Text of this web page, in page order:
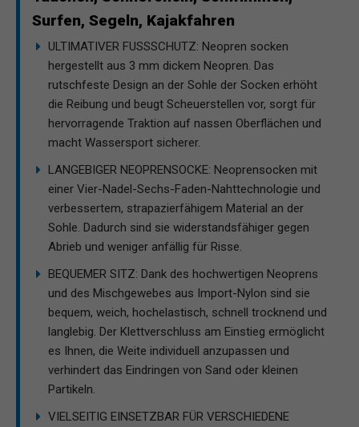
Surfen, Segeln, Kajakfahren
ULTIMATIVER FUSSSCHUTZ: Neopren socken
hergestellt aus 3 mm dickem Neopren. Das
rutschfeste Design an der Sohle der Socken erhöht
die Reibung und beugt Scheuerstellen vor, sorgt für
hervorragende Traktion auf nassen Oberflächen und
macht Wassersport sicherer.
LANGEBIGER NEOPRENSOCKE: Neoprensocken mit
einer Vier-Nadel-Sechs-Faden-Nahttechnologie und
verbessertem, strapazierfähigem Material an der
Sohle. Dadurch sind sie widerstandsfähiger gegen
Abrieb und weniger anfällig für Risse.
BEQUEMER SITZ: Dank des hochwertigen Neoprens
und des Mischgewebes aus Import-Nylon sind sie
bequem, weich, hochelastisch, schnell trocknend und
langlebig. Der Klettverschluss am Einstieg ermöglicht
es Ihnen, die Weite individuell anzupassen und
verhindert das Eindringen von Sand oder kleinen
Partikeln.
VIELSEITIG EINSETZBAR FÜR VERSCHIEDENE